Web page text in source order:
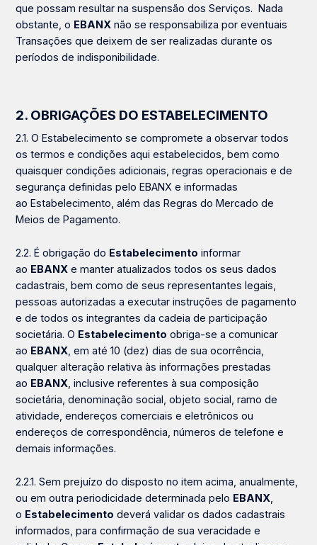
que possam resultar na suspensão dos Serviços. Nada
obstante, o EBANX não se responsabiliza por eventuais
Transações que deixem de ser realizadas durante os
períodos de indisponibilidade.
2. OBRIGAÇÕES DO ESTABELECIMENTO
2.1. OEstabelecimento se compromete a observar todos
os termos e condições aqui estabelecidos, bem como
quaisquer condições adicionais, regras operacionais e de
segurança definidas peloEBANX e informadas
aoEstabelecimento , além das Regras do Mercado de
Meios de Pagamento.
2.2. É obrigação do Estabelecimento informar
ao EBANX e manter atualizados todos os seus dados
cadastrais, bem como de seus representantes legais,
pessoas autorizadas a executar instruções de pagamento
e de todos os integrantes da cadeia de participação
societária. O Estabelecimento obriga-se a comunicar
ao EBANX , em até 10 (dez) dias de sua ocorrência,
qualquer alteração relativa às informações prestadas
ao EBANX , inclusive referentes à sua composição
societária, denominação social, objeto social, ramo de
atividade, endereços comerciais e eletrônicos ou
endereços de correspondência, números de telefone e
demais informações.
2.2.1. Sem prejuízo do disposto no item acima, anualmente,
ou em outra periodicidade determinada pelo EBANX
o Estabelecimento deverá validar os dados cadastrais
informados, para confirmação de sua veracidade e